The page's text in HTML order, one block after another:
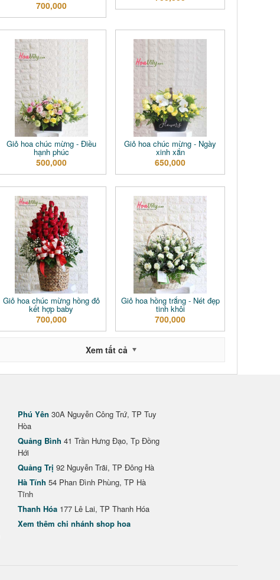
700,000
Giỏ hoa chúc mừng - Điều
hạnh phúc
500,000
Giỏ hoa chúc mừng - Ngày
xinh xắn
650,000
Giỏ hoa chúc mừng hồng đỏ
kết hợp baby
700,000
Giỏ hoa hồng trắng - Nét đẹp
tinh khôi
700,000
Xem tất cả
Phú Yên 30A Nguyễn Công Trứ, TP Tuy
Hòa
Quảng Bình 41 Trần Hưng Đạo, Tp Đồng
Hới
Quảng Trị 92 Nguyễn Trãi, TP Đông Hà
Hà Tĩnh 54 Phan Đình Phùng, TP Hà
Tĩnh
Thanh Hóa 177 Lê Lai, TP Thanh Hóa
Xem thêm chi nhánh shop hoa